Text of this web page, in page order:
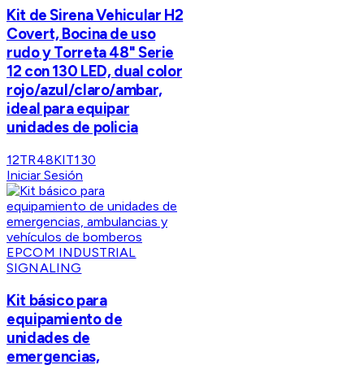
Kit de Sirena Vehicular H2
Covert, Bocina de uso
rudo y Torreta 48" Serie
12 con 130 LED, dual color
rojo/azul/claro/ambar,
ideal para equipar
unidades de policia
12TR48KIT130
Iniciar Sesión
EPCOM INDUSTRIAL
SIGNALING
Kit básico para
equipamiento de
unidades de
emergencias,